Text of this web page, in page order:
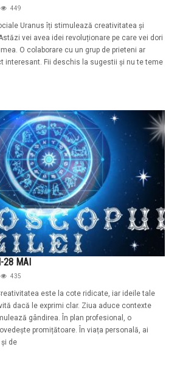
449
Uranus îți stimulează creativitatea și
vei avea idei revoluționare pe care vei dori
O colaborare cu un grup de prieteni ar
interesant. Fii deschis la sugestii și nu te teme
28 MAI
435
este la cote ridicate, iar ideile tale
dacă le exprimi clar. Ziua aduce contexte
gândirea. În plan profesional, o
promițătoare. În viața personală, ai
de